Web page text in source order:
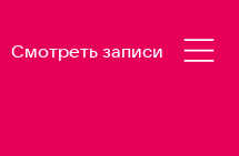
Смотреть записи